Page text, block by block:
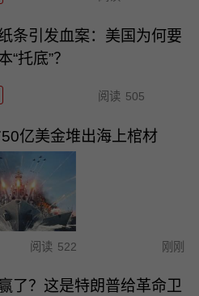
条引发血案：美国为何要
“托底”？
阅读 505
亿美金堆出海上棺材
阅读 522 刚刚
了？这是特朗普给革命卫